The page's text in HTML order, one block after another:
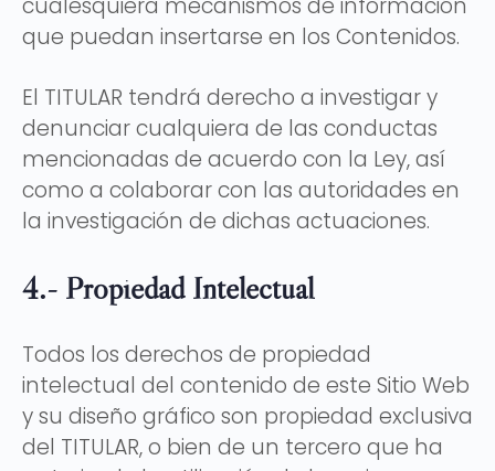
que puedan insertarse en los Contenidos.
El TITULAR tendrá derecho a investigar y
denunciar cualquiera de las conductas
mencionadas de acuerdo con la Ley, así
como a colaborar con las autoridades en
la investigación de dichas actuaciones.
4.- Propiedad Intelectual
Todos los derechos de propiedad
intelectual del contenido de este Sitio Web
y su diseño gráfico son propiedad exclusiva
del TITULAR, o bien de un tercero que ha